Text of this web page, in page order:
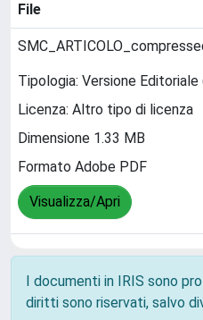
File
Tipologia: Versione Editoriale
Licenza: Altro tipo di licenza
Dimensione 1.33 MB
Formato Adobe PDF
Visualizza/Apri
I documenti in IRIS sono
diritti sono riservati, salvo